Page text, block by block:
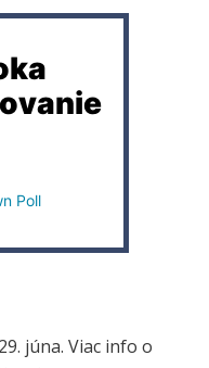
Poll
júna. Viac info o